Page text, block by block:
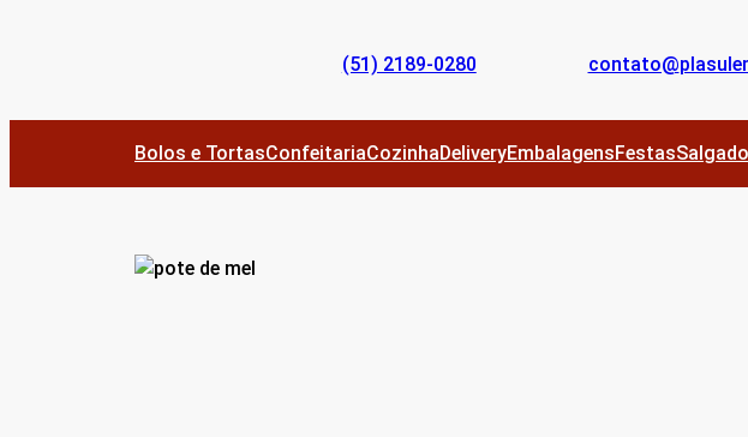
(51) 2189-0280 contato@
Bolos e TortasConfeitariaCozinhaDeliveryEmbalagensFestas